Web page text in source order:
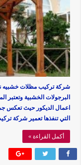
شركة تركيب مظلات خشبيه
البرجولات الخشبية وتعتبر
اعمال الديكور حيث تعكس
التي تنفذها تعمير شركة
أكمل القراءة »